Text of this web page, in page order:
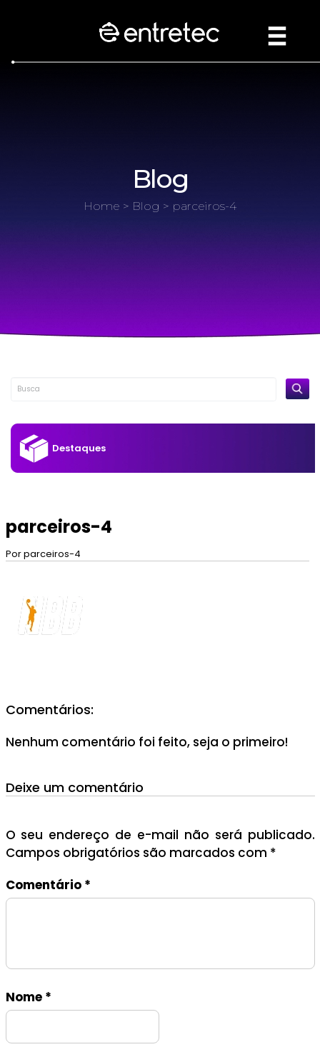
Blog
Home > Blog > parceiros-4
parceiros-4
Por parceiros-4
Destaques
Comentários:
Nenhum comentário foi feito, seja o primeiro!
Deixe um comentário
O seu endereço de e-mail não será publicado.
Campos obrigatórios são marcados com *
Comentário *
Nome *